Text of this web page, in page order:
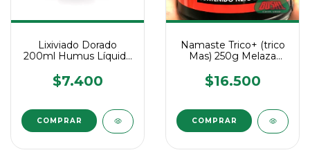
Lixiviado Dorado
200ml Humus Líquido
$7.400
Namaste Trico+ (trico
Mas) 250g Melaza
$16.500